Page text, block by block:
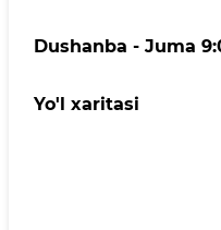
Dushanba - Juma
Yo'l xaritasi